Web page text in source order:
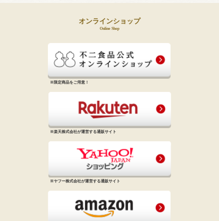
オンラインショップ
Online Shop
※限定商品をご用意！
※楽天株式会社が運営する通販サイト
※ヤフー株式会社が運営する通販サイト